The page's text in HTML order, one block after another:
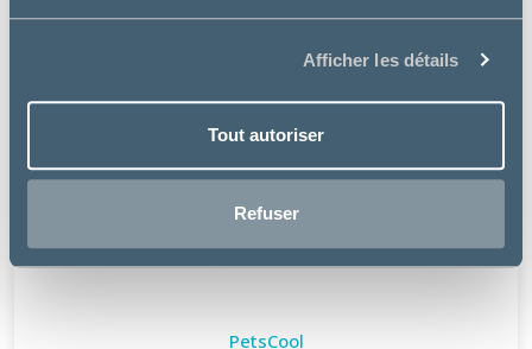
Afficher les détails
Tout autoriser
Refuser
PetsCool